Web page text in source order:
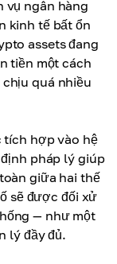
vụ ngân hàng
kinh tế bất ổn
assets đang
tiền một cách
quá nhiều
tích hợp vào hệ
pháp lý giúp
giữa hai thế
sẽ được đối xử
— như một
lý đầy đủ.